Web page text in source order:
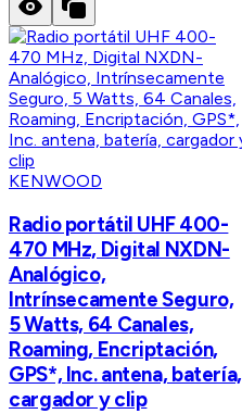
KENWOOD
Radio portátil UHF 400-
470 MHz, Digital NXDN-
Analógico,
Intrínsecamente Seguro,
5 Watts, 64 Canales,
Roaming, Encriptación,
GPS*, Inc. antena, batería,
cargador y clip